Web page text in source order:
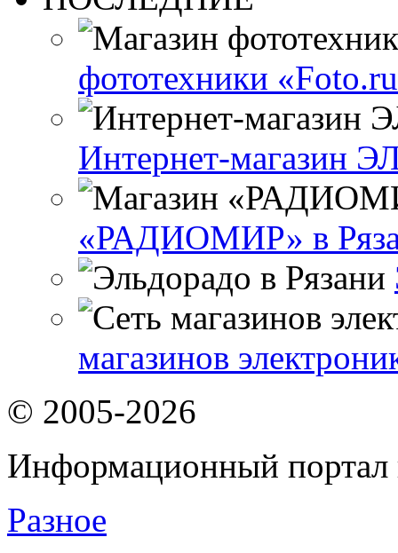
фототехники
Интернет-магазин
«РАДИОМИР» в
магазинов
© 2005-2026
Информационный портал
Разное